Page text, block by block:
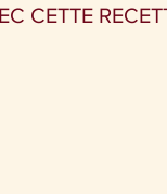
CETTE